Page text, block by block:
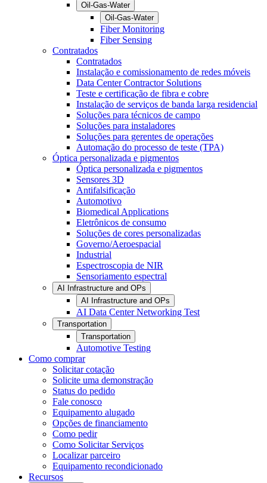
Oil-Gas-Water
Oil-Gas-Water
Fiber Monitoring
Fiber Sensing
Contratados
Contratados
Instalação e comissionamento de redes móveis
Data Center Contractor Solutions
Teste e certificação de fibra e cobre
Instalação de serviços de banda larga residencial
Soluções para técnicos de campo
Soluções para instaladores
Soluções para gerentes de operações
Automação do processo de teste (TPA)
Óptica personalizada e pigmentos
Óptica personalizada e pigmentos
Sensores 3D
Antifalsificação
Automotivo
Biomedical Applications
Eletrônicos de consumo
Soluções de cores personalizadas
Governo/Aeroespacial
Industrial
Espectroscopia de NIR
Sensoriamento espectral
AI Infrastructure and OPs
AI Infrastructure and OPs
AI Data Center Networking Test
Transportation
Transportation
Automotive Testing
Como comprar
Solicitar cotação
Solicite uma demonstração
Status do pedido
Fale conosco
Equipamento alugado
Opções de financiamento
Como pedir
Como Solicitar Serviços
Localizar parceiro
Equipamento recondicionado
Recursos